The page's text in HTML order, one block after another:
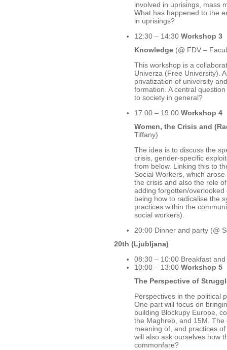
involved in uprisings, mass
What has happened to the
in uprisings?
12:30 – 14:30 Workshop 3
Knowledge (@ FDV –
This workshop is a
Univerza (Free University).
privatization of university
formation. A central
to society in general?
17:00 – 19:00 Workshop 4
Women, the Crisis and
Tiffany)
The idea is to discuss the
crisis, gender-specific
from below. Linking this to
Social Workers, which
the crisis and also the role
adding forgotten/
being how to radicalise the
practices within the
social workers).
20:00 Dinner and party (@
20th (Ljubljana)
08:30 – 10:00 Breakfast
10:00 – 13:00 Workshop 5
The Perspective of
Perspectives in the political
One part will focus on
building Blockupy Europe,
the Maghreb, and 15M.
meaning of, and practices
will also ask ourselves how
commonfare?